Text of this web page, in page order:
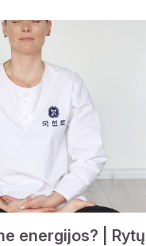
energijos? | Rytų